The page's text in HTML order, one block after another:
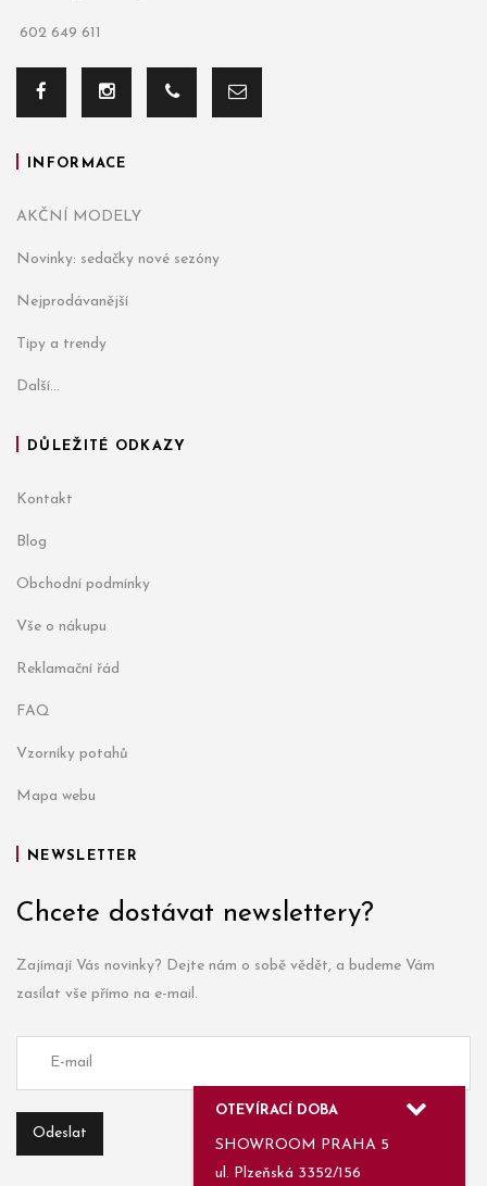
602 649 611
INFORMACE
AKČNÍ MODELY
Novinky: sedačky nové sezóny
Nejprodávanější
Tipy a trendy
Další...
DŮLEŽITÉ ODKAZY
Kontakt
Blog
Obchodní podmínky
Vše o nákupu
Reklamační řád
FAQ
Vzorníky potahů
Mapa webu
NEWSLETTER
Chcete dostávat newslettery?
Zajímají Vás novinky? Dejte nám o sobě vědět, a budeme Vám
zasílat vše přímo na e-mail.
OTEVÍRACÍ DOBA
SHOWROOM PRAHA 5
ul. Plzeňská 3352/156